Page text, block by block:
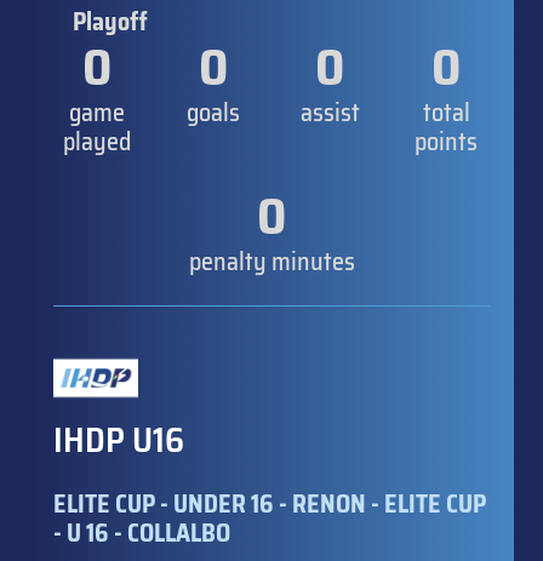
Playoff
0
game
played
0
goals
0
assist
0
total
points
0
penalty minutes
IHDP U16
ELITE CUP - UNDER 16 - RENON - ELITE CUP
- U 16 - COLLALBO